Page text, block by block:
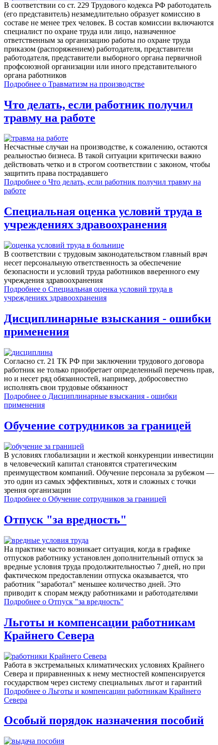
В соответствии со ст. 229 Трудового кодекса РФ работодатель
(его представитель) незамедлительно образует комиссию в
составе не менее трех человек. В состав комиссии включаются
специалист по охране труда или лицо, назначенное
ответственным за организацию работы по охране труда
приказом (распоряжением) работодателя, представители
работодателя, представители выборного органа первичной
профсоюзной организации или иного представительного
органа работников
Подробнее о Травматизм на производстве
Что делать, если работник получил
травму на работе
Несчастные случаи на производстве, к сожалению, остаются
реальностью бизнеса. В такой ситуации критически важно
действовать четко и в строгом соответствии с законом, чтобы
защитить права пострадавшего
Подробнее о Что делать, если работник получил травму на
работе
Специальная оценка условий труда в
учреждениях здравоохранения
В соответствии с трудовым законодательством главный врач
несет персональную ответственность за обеспечение
безопасности и условий труда работников вверенного ему
учреждения здравоохранения
Подробнее о Специальная оценка условий труда в
учреждениях здравоохранения
Дисциплинарные взыскания - ошибки
применения
Согласно ст. 21 ТК РФ при заключении трудового договора
работник не только приобретает определенный перечень прав,
но и несет ряд обязанностей, например, добросовестно
исполнять свои трудовые обязанност
Подробнее о Дисциплинарные взыскания - ошибки
применения
Обучение сотрудников за границей
В условиях глобализации и жесткой конкуренции инвестиции
в человеческий капитал становятся стратегическим
преимуществом компаний. Обучение персонала за рубежом —
это один из самых эффективных, хотя и сложных с точки
зрения организации
Подробнее о Обучение сотрудников за границей
Отпуск "за вредность"
На практике часто возникает ситуация, когда в графике
отпусков работнику установлен дополнительный отпуск за
вредные условия труда продолжительностью 7 дней, но при
фактическом предоставлении отпуска оказывается, что
работник "заработал" меньшее количество дней. Это
приводит к спорам между работниками и работодателями
Подробнее о Отпуск "за вредность"
Льготы и компенсации работникам
Крайнего Севера
Работа в экстремальных климатических условиях Крайнего
Севера и приравненных к нему местностей компенсируется
государством через систему специальных льгот и гарантий
Подробнее о Льготы и компенсации работникам Крайнего
Севера
Особый порядок назначения пособий